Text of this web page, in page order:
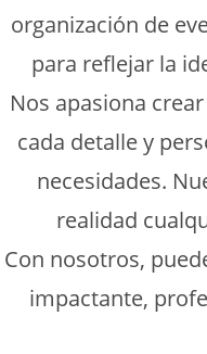
organización de
para reflejar la
Nos apasiona
cada detalle y
necesidades.
realidad
Con nosotros,
impactante,